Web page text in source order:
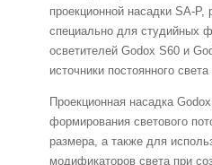
проекционной насадки SA-P,
специально для студийных
осветителей Godox S60 и
источники постоянного
Проекционная насадка
формирования светового
размера, а также для
модификаторов света при